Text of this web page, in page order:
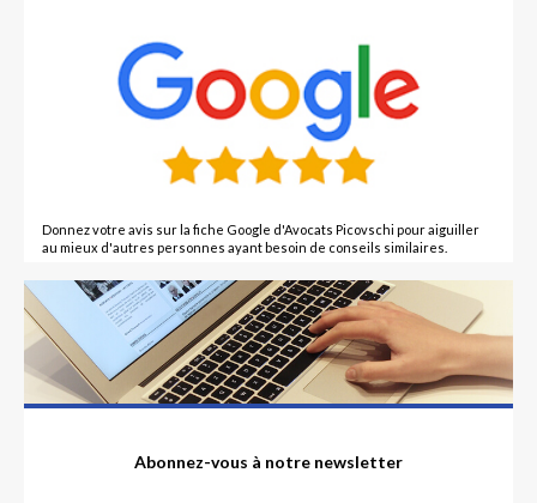
Donnez votre avis sur la fiche Google d'Avocats Picovschi pour aiguiller
au mieux d'autres personnes ayant besoin de conseils similaires.
Abonnez-vous à notre newsletter